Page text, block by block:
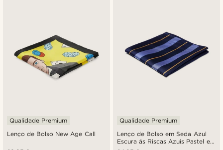
Lenço de Bolso New Age Call
Qualidade Premium
Lenço de Bolso em Seda Azul
Escura ás Riscas Azuis Pastel e
Qualidade Premium